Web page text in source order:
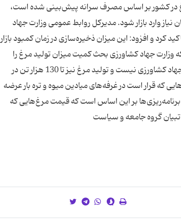
در كشور بر اساس مصرف سرانه پیش‌بینی شده است،
نیاز وارد بازار شود. مدیركل روابط عمومی وزارت جهاد
كرد و افزود: این میزان ذخیره‌سازی در زمان كمبود بازار
وزارت جهاد كشاورزی بحث كمیت میزان تولید مرغ را
مدنظر دارد، تصریح كرد: ابزار نظارتی برای قیمت بازار مرغ برعهده وزارت جهاد كشاورزی نیست و تولید مرغ نیز تا 130 هزار تن در
قرار است در غرفه‌های میادین میوه و تره بار عرضه
بر این اساس است كه قیمت مرغ‌هایی كه
گروه جامعه و سیاست